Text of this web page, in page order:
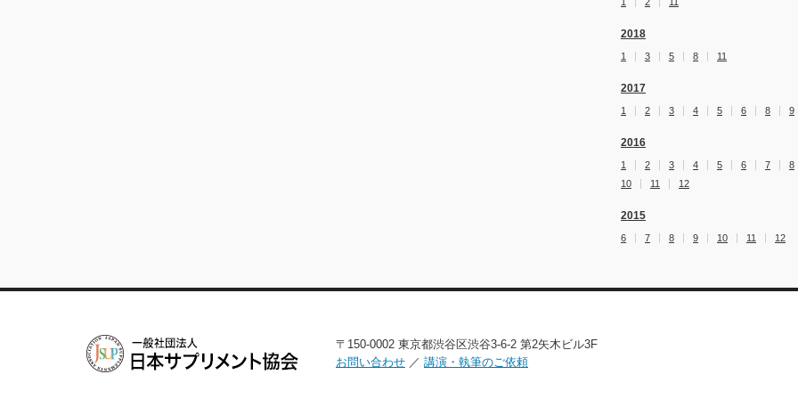
2018
1 3 5 8 11
2017
1 2 3 4 5 6 8 9
2016
1 2 3 4 5 6 7
8
10
11 12
2015
6 7 8 9 10 11 12
〒150-0002 東京都渋谷区渋谷3-6-2 第2矢木ビル3F
お問い合わせ ／ 講演・執筆のご依頼